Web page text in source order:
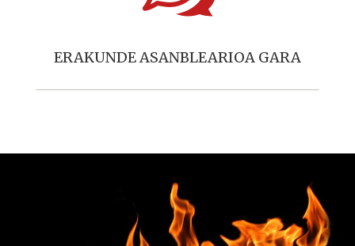
ERAKUNDE ASANBLEARIOA GARA